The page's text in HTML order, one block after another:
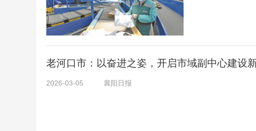
老河口市：以奋进之姿，开启市域副中心建设
2026-03-05 襄阳日报